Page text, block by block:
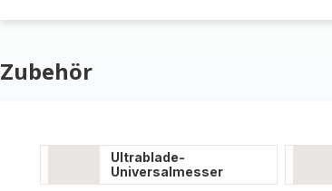
Zubehör
Ultrablade-
Universalmesser